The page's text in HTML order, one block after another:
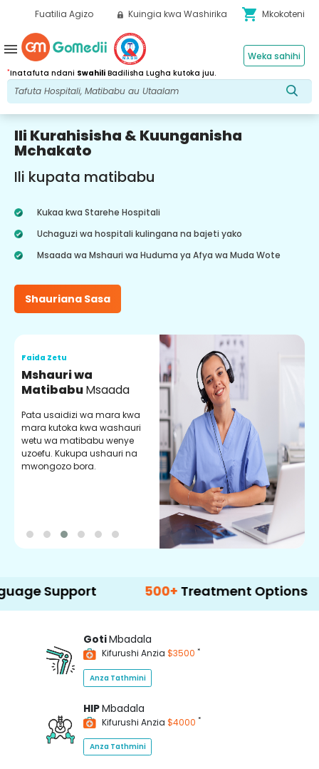
Fuatilia Agizo Kuingia kwa Washirika shopping_cart Mkokoteni
*Inatafuta ndani Swahili Badilisha Lugha kutoka juu.
Weka sahihi
menu
Ili Kurahisisha & Kuunganisha
Mchakato
Ili kupata matibabu
Kukaa kwa Starehe Hospitali
Uchaguzi wa hospitali kulingana na bajeti yako
Msaada wa Mshauri wa Huduma ya Afya wa Muda Wote
Shauriana Sasa
Faida Zetu
Mshauri wa
MatibabuMsaada
Pata usaidizi wa mara kwa
mara kutoka kwa washauri
wetu wa matibabu wenye
uzoefu. Kukupa ushauri na
mwongozo bora.
500+ Treatment Options
GotiMbadala
Kifurushi Anzia $3500 *
Anza Tathmini
HIPMbadala
Kifurushi Anzia $4000 *
Anza Tathmini